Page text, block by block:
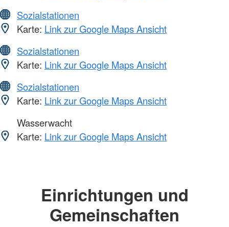
Sozialstationen
Karte: Link zur Google Maps Ansicht
Sozialstationen
Karte: Link zur Google Maps Ansicht
Sozialstationen
Karte: Link zur Google Maps Ansicht
Wasserwacht
Karte: Link zur Google Maps Ansicht
Einrichtungen und
Gemeinschaften